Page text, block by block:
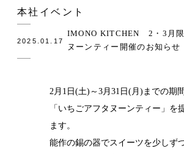
合わせ
ェ
結婚10周年
の錫婚式
ラン
本社イベント
2025.01.17
IMONO KITCHEN 2・3月限
ヌーンティー開催のお知らせ
2月1日(土)～3月31日(月)までの期
「いちごアフタヌーンティー」を
ます。
能作の錫の器でスイーツを少しず